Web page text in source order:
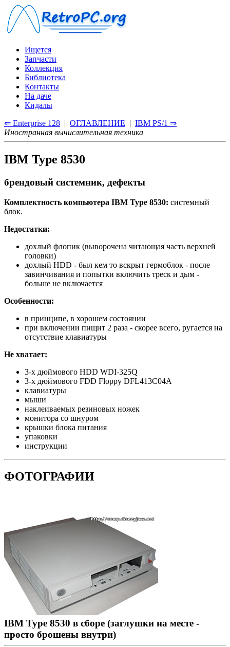
Ищется
Запчасти
Коллекция
Библиотека
Контакты
На даче
Кидалы
⇐ Enterprise 128 | ОГЛАВЛЕНИЕ | IBM PS/1 ⇒
Иностранная вычислительная техника
IBM Type 8530
брендовый системник, дефекты
Комплектность компьютера IBM Type 8530: системный
блок.
Недостатки:
дохлый флопик (выворочена читающая часть верхней
головки)
дохлый HDD - был кем то вскрыт гермоблок - после
завинчивания и попытки включить треск и дым -
больше не включается
Особенности:
в принципе, в хорошем состоянии
при включении пищит 2 раза - скорее всего, ругается на
отсутствие клавиатуры
Не хватает:
3-х дюймового HDD WDI-325Q
3-х дюймового FDD Floppy DFL413C04A
клавиатуры
мыши
наклеиваемых резиновых ножек
монитора со шнуром
крышки блока питания
упаковки
инструкции
ФОТОГРАФИИ
IBM Type 8530 в сборе (заглушки на месте -
просто брошены внутри)